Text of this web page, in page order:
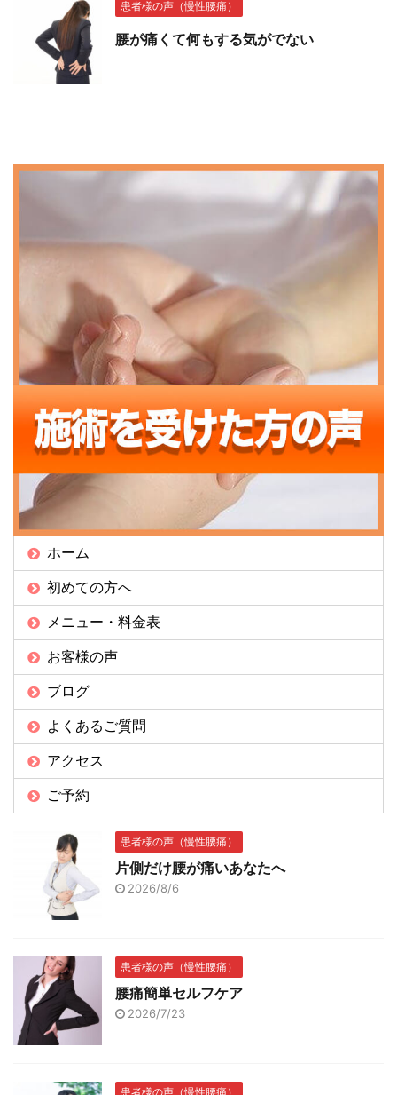
患者様の声（慢性腰痛）
腰が痛くて何もする気がでない
ホーム
初めての方へ
メニュー・料金表
お客様の声
ブログ
よくあるご質問
アクセス
ご予約
患者様の声（慢性腰痛）
片側だけ腰が痛いあなたへ
2026/8/6
患者様の声（慢性腰痛）
腰痛簡単セルフケア
2026/7/23
患者様の声（慢性腰痛）